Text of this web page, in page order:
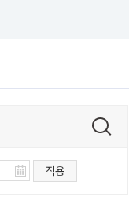
적용